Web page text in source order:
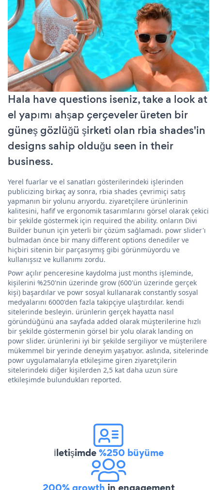
Hala have questions iseniz, take a look at
el yapımı ahşap çerçeveler üreten bir
güneş gözlüğü şirketi olan rbia shades'in
designs sahip olduğu seen in their
business.
Yerel fuarlar ve el sanatları gösterilerindeki işlerinden
publicizing birkaç ay sonra, rbia shades çevrimiçi satış
yapmanın bir yolunu arıyordu. ziyaretçilere ürünlerinin
kalitesini, hafif ve ergonomik tasarımlarını görsel olarak çekici
bir şekilde göstermek için required the ability. onların Divi
Builder bunun için yeterli bir çözüm sağlamadı. powr slider'ı
bulmadan önce bir many different options denediler ve
hiçbiri sitenin bir parçasıymış gibi görünmüyordu ve
kullanışsız ve kullanımı zordu.
Powr açılır penceresine kaydolma just months işleminde,
kişilerini %250'nin üzerinde grow (600'ün üzerinde gerçek
kişi) başardılar ve powr sosyal kullanarak constantly sosyal
medyalarını 6000'den fazla takipçiye ulaştırdılar. kendi
sitelerinde besleyin. ürünlerin gerçek hayatta nasıl
göründüğünü ana sayfada added olarak müşterilerine hızlı
bir şekilde göstermenin görsel bir yolu olarak landing on
powr slider. ürünlerini iyi bir şekilde sergiliyor ve müşterilere
mükemmel bir yerinde deneyim yaşatıyor. aslında, sitelerinde
powr uygulamalarıyla etkileşime giren ziyaretçilerin
sitelerindeki diğer kişilerden 2,5 kat daha uzun süre
etkileşimde bulundukları reported.
İletişimde%250 büyüme